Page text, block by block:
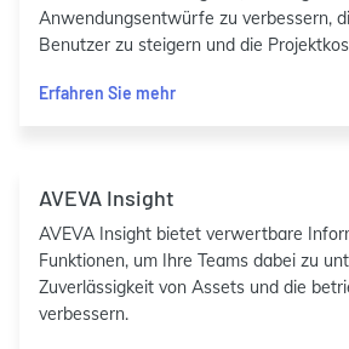
Anwendungsentwürfe zu verbessern,
Benutzer zu steigern und die
Erfahren Sie mehr
AVEVA Insight
AVEVA Insight bietet verwertbare
Funktionen, um Ihre Teams dabei zu
Zuverlässigkeit von Assets und die
verbessern.